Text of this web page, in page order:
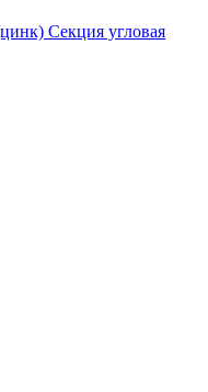
Секция угловая